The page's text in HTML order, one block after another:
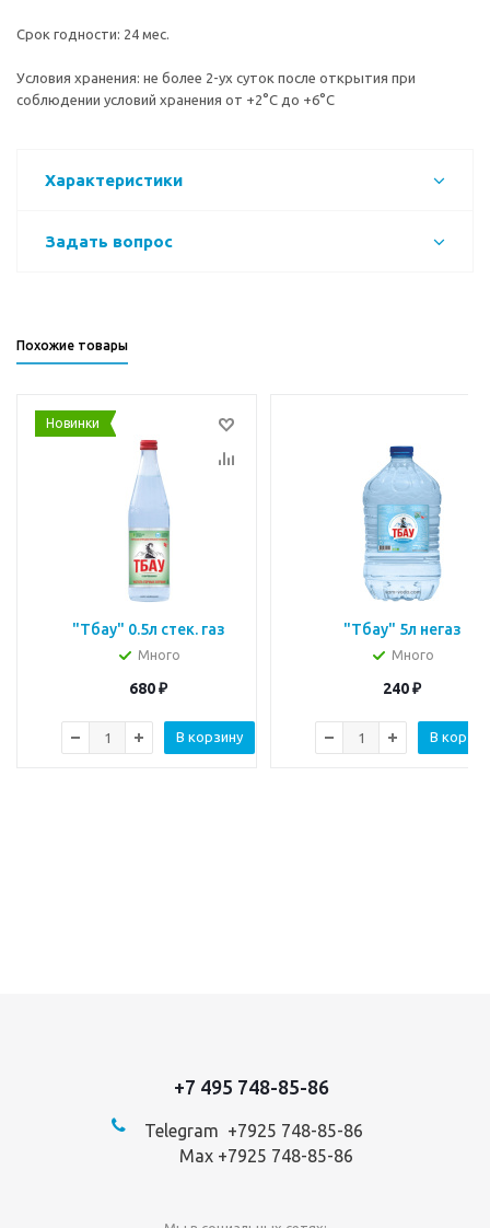
Срок годности: 24 мес.
Условия хранения: не более 2-ух суток после открытия при
соблюдении условий хранения от +2°C до +6°C
Характеристики
Задать вопрос
Похожие товары
Новинки
"Тбау" 0.5л стек. газ
Много
680₽
В корзину
"Тбау" 5л негаз
Много
240₽
В
+7 495 748-85-86
Telegram +7925 748-85-86
Max +7925 748-85-86